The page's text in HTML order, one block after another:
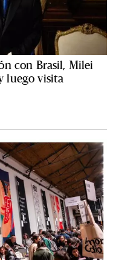
con Brasil, Milei
luego visita